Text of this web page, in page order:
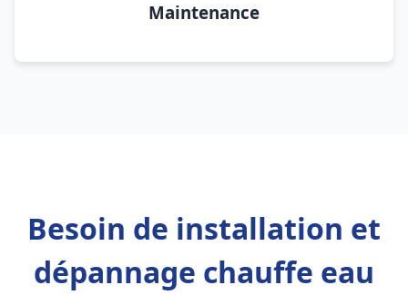
Maintenance
Besoin de installation et
dépannage chauffe eau